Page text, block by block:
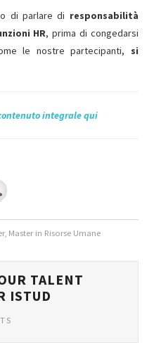
di parlare di responsabilità
HR, prima di congedarsi
le nostre partecipanti, si
integrale qui
, Master in Risorse Umane
TALENT
ISTUD